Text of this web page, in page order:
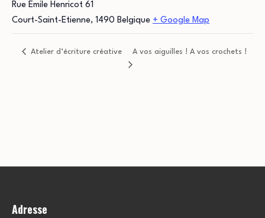
Rue Emile Henricot 61
Court-Saint-Etienne, 1490 Belgique + Google Map
Atelier d’écriture créative A vos aiguilles ! A vos crochets !
Adresse